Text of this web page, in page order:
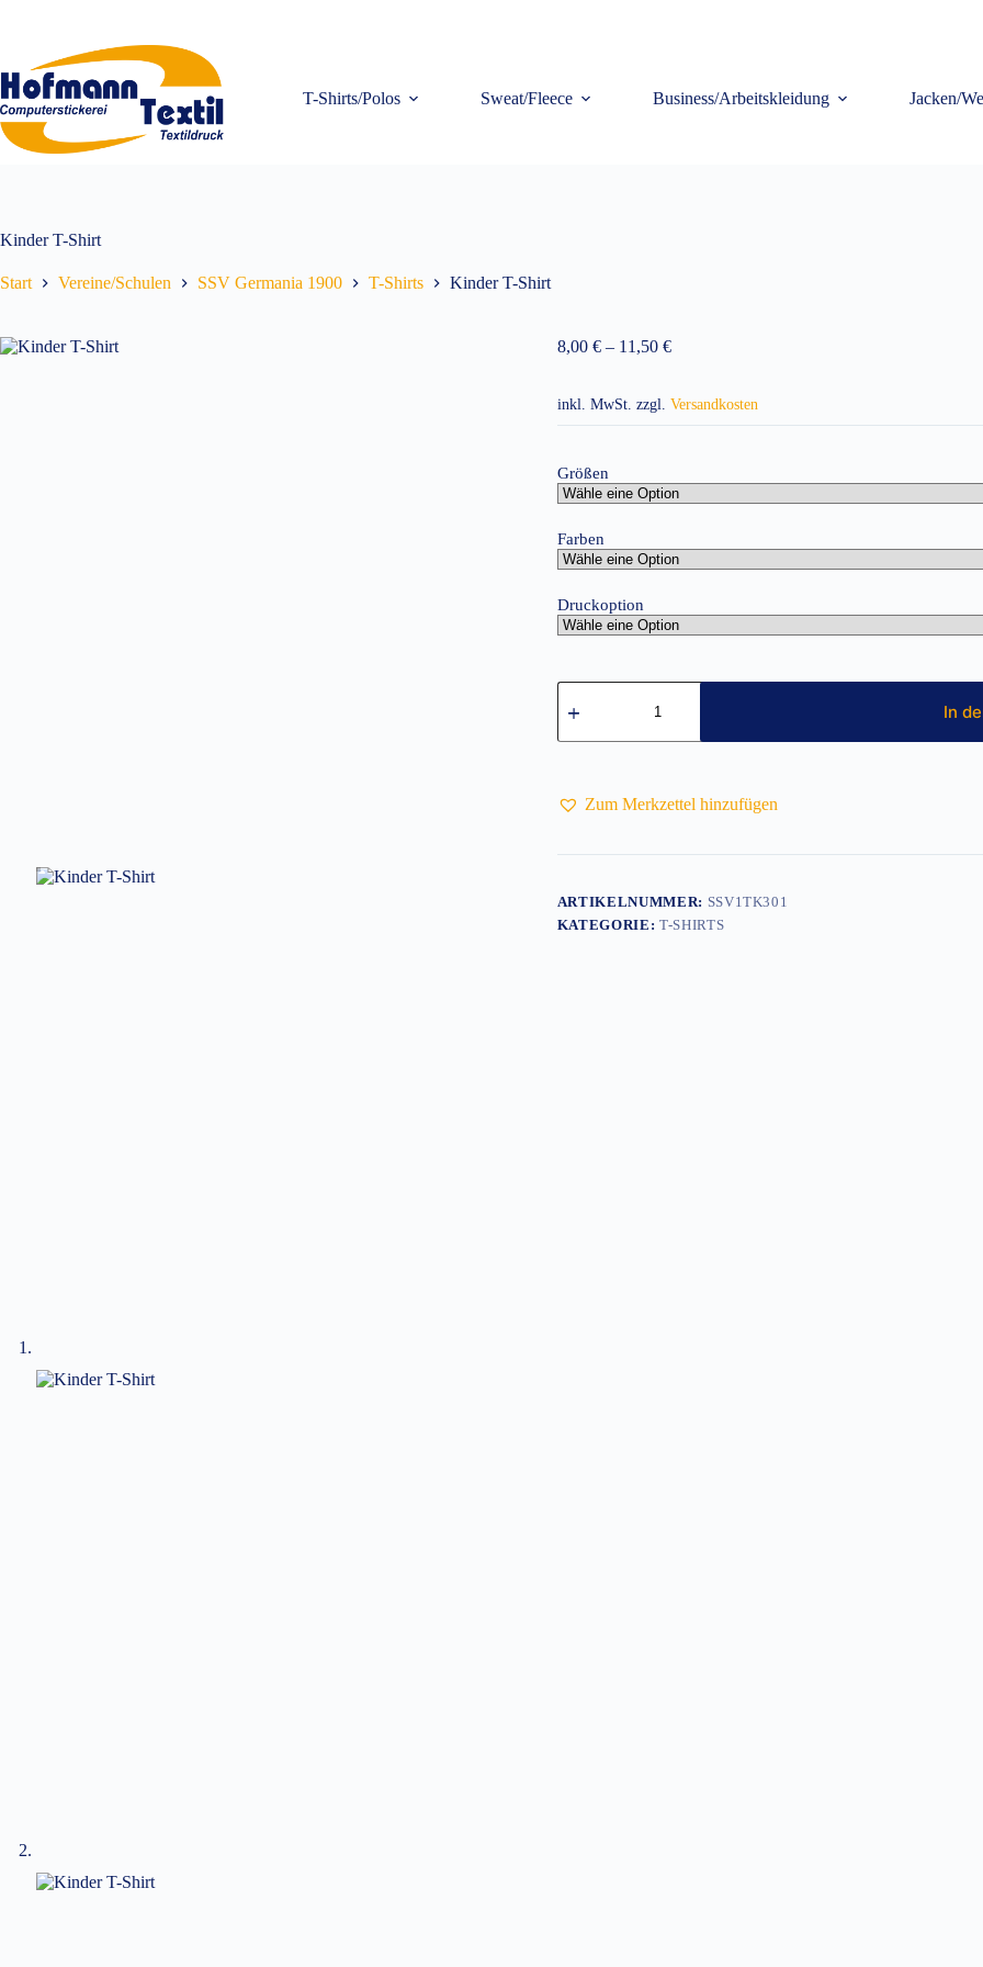
T-Shirts/Polos Sweat/Fleece Business/Arbeitskleidung Jacken/
Kinder T-Shirt
Start Vereine/Schulen SSV Germania 1900 T-Shirts Kinder T-Shirt
8,00 €– 11,50 €
inkl. MwSt. zzgl. Versandkosten
Größen
Farben
Druckoption
Kinder
T-
Menge
In
Zum Merkzettel hinzufügen
ARTIKELNUMMER: SSV1TK301
KATEGORIE: T-SHIRTS